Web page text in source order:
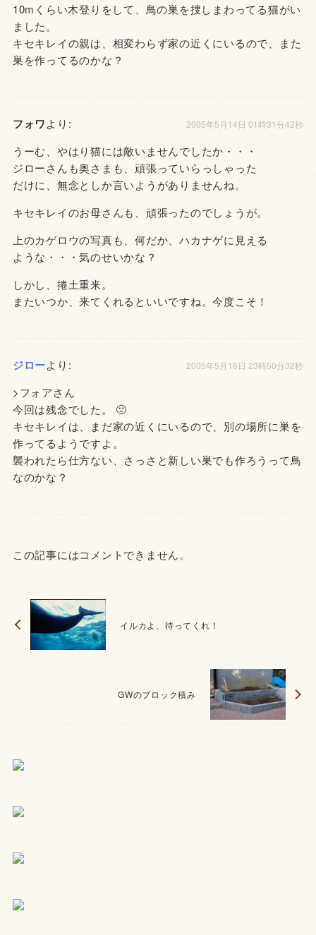
10mくらい木登りをして、鳥の巣を捜しまわってる猫がい
ました。
キセキレイの親は、相変わらず家の近くにいるので、また
巣を作ってるのかな？
フォワより: 2005年5月14日 01時31分42秒
うーむ、やはり猫には敵いませんでしたか・・・
ジローさんも奥さまも、頑張っていらっしゃった
だけに、無念としか言いようがありませんね。
キセキレイのお母さんも、頑張ったのでしょうが。
上のカゲロウの写真も、何だか、ハカナゲに見える
ような・・・気のせいかな？
しかし、捲土重来。
またいつか、来てくれるといいですね。今度こそ！
ジローより: 2005年5月16日 23時50分32秒
>フォアさん
今回は残念でした。 🙁
キセキレイは、まだ家の近くにいるので、別の場所に巣を
作ってるようですよ。
襲われたら仕方ない、さっさと新しい巣でも作ろうって鳥
なのかな？
この記事にはコメントできません。
イルカよ、待ってくれ！
GWのブロック積み